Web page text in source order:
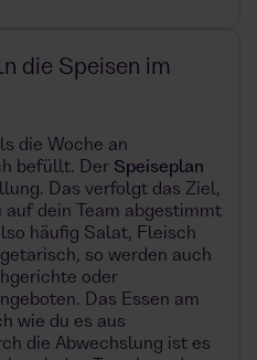
die Speisen im
die Woche an
befüllt. Der Speiseplan
Das verfolgt das Ziel,
auf dein Team abgestimmt
häufig Salat, Fleisch
so werden auch
oder
Das Essen am
wie du es aus
die Abwechslung ist es